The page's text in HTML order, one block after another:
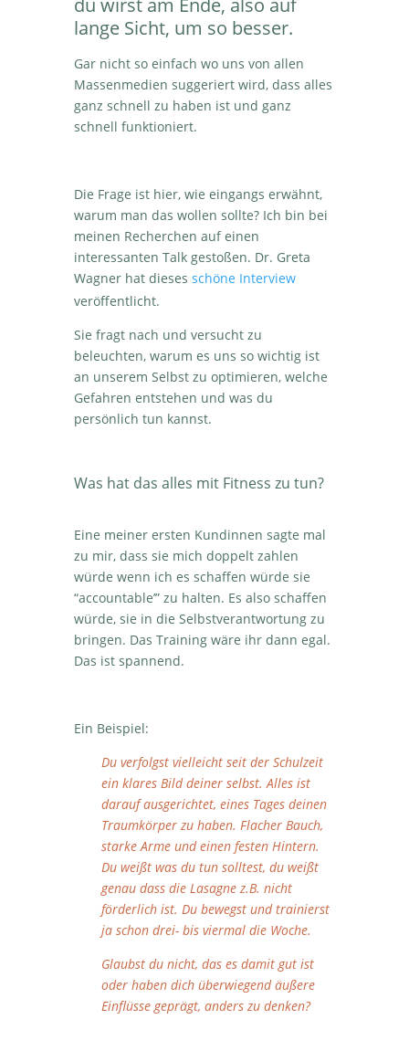
du wirst am Ende, also auf
lange Sicht, um so besser.
Gar nicht so einfach wo uns von allen
Massenmedien suggeriert wird, dass alles
ganz schnell zu haben ist und ganz
schnell funktioniert.
Die Frage ist hier, wie eingangs erwähnt,
warum man das wollen sollte? Ich bin bei
meinen Recherchen auf einen
interessanten Talk gestoßen. Dr. Greta
Wagner hat dieses schöne Interview
veröffentlicht.
Sie fragt nach und versucht zu
beleuchten, warum es uns so wichtig ist
an unserem Selbst zu optimieren, welche
Gefahren entstehen und was du
persönlich tun kannst.
Was hat das alles mit Fitness zu tun?
Eine meiner ersten Kundinnen sagte mal
zu mir, dass sie mich doppelt zahlen
würde wenn ich es schaffen würde sie
“accountable’” zu halten. Es also schaffen
würde, sie in die Selbstverantwortung zu
bringen. Das Training wäre ihr dann egal.
Das ist spannend.
Ein Beispiel:
Du verfolgst vielleicht seit der Schulzeit
ein klares Bild deiner selbst. Alles ist
darauf ausgerichtet, eines Tages deinen
Traumkörper zu haben. Flacher Bauch,
starke Arme und einen festen Hintern.
Du weißt was du tun solltest, du weißt
genau dass die Lasagne z.B. nicht
förderlich ist. Du bewegst und trainierst
ja schon drei- bis viermal die Woche.
Glaubst du nicht, das es damit gut ist
oder haben dich überwiegend äußere
Einflüsse geprägt, anders zu denken?